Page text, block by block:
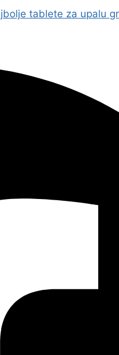
tablete za upalu